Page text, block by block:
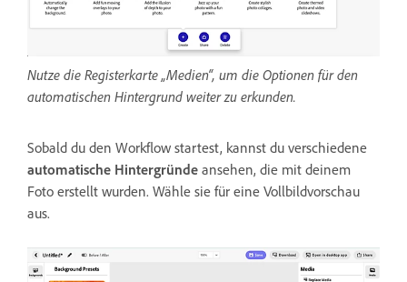
Nutze die Registerkarte „Medien“, um die Optionen für den
automatischen Hintergrund weiter zu erkunden.
Sobald du den Workflow startest, kannst du verschiedene
automatische Hintergründe ansehen, die mit deinem
Foto erstellt wurden. Wähle sie für eine Vollbildvorschau
aus.